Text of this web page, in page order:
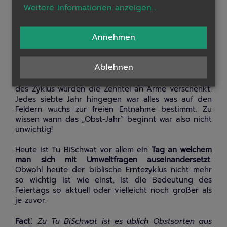
Erntejahres betrachtet. Genau zu wissen wann ein
Zeiten von großer Bedeutung. Felder wurden in
einem sieben-Jahres-Zyklus bestellt. Im ersten,
zweiten, vierten und fünften Jahr des Zyklus
mussten Landwirte mit einem Zehntel ihrer
Erzeugnisse nach Jerusalem pilgern, um sie dort
selbst einzunehmen. Im dritten und sechsten Jahr
des Zyklus wurden die Zehntel an Arme verschenkt.
Jedes siebte Jahr hingegen war alles was auf den
Feldern wuchs zur freien Entnahme bestimmt. Zu
wissen wann das „Obst-Jahr“ beginnt war also nicht
unwichtig!
Heute ist Tu BiSchwat vor allem ein Tag an welchem
man sich mit Umweltfragen auseinandersetzt.
Obwohl heute der biblische Erntezyklus nicht mehr
so wichtig ist wie einst, ist die Bedeutung des
Feiertags so aktuell oder vielleicht noch größer als
je zuvor.
Fact:Zu Tu BiSchwat ist es üblich Obstsorten aus
Weitere Informationen anzeigen...
Ablehnen
Annehmen